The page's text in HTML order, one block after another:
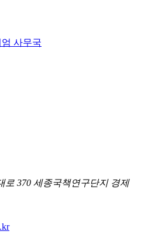
사무국
로 370 세종국책연구단지 경제